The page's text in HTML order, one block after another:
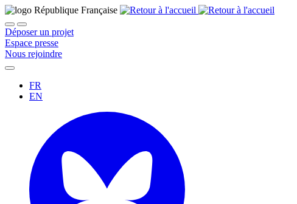
Déposer un projet
Espace presse
Nous rejoindre
FR
EN